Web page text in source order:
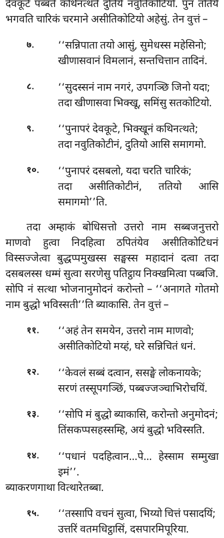
देवकूटे पब्बते कथिनत्थते दुतिये नवुतिकोटियो. पुन ततिये
भगवति चारिकं चरमाने असीतिकोटियो अहेसुं. तेन वुत्तं –
७.
‘‘सन्निपाता तयो आसुं, सुमेधस्स महेसिनो;
खीणासवानं विमलानं, सन्तचित्तान तादिनं.
८. ‘‘सुदस्सनंनाम नगरं, उपगञ्छि जिनो यदा;
तदा खीणासवा भिक्खू, समिंसु सतकोटियो.
९.
‘‘पुनापरं देवकूटे, भिक्खूनं कथिनत्थते;
तदा नवुतिकोटीनं, दुतियो आसि समागमो.
१०. ‘‘पुनापरंदसबलो, यदा चरति चारिकं;
तदा असीतिकोटीनं, ततियो आसि
समागमो’’ति.
तदा अम्हाकं बोधिसत्तो उत्तरो नाम सब्बजनुत्तरो
माणवो हुत्वा निदहित्वा ठपितंयेव असीतिकोटिधनं
विस्सज्जेत्वा बुद्धप्पमुखस्स सङ्घस्स महादानं दत्वा तदा
दसबलस्स धम्मं सुत्वा सरणेसु पतिट्ठाय निक्खमित्वा पब्बजि.
सोपि नं सत्था भोजनानुमोदनं करोन्तो – ‘‘अनागते गोतमो
नाम बुद्धो भविस्सती’’ति ब्याकासि. तेन वुत्तं –
११.
‘‘अहं तेन समयेन, उत्तरो नाम माणवो;
असीतिकोटियो मय्हं, घरे सन्निचितं धनं.
१२.
‘‘केवलं सब्बं दत्वान, ससङ्घे लोकनायके;
सरणं तस्सूपगञ्छिं, पब्बज्जञ्चाभिरोचयिं.
१३.
‘‘सोपि मं बुद्धो ब्याकासि, करोन्तो अनुमोदनं;
तिंसकप्पसहस्सम्हि, अयं बुद्धो भविस्सति.
१४.
‘‘पधानं पदहित्वान…पे… हेस्साम सम्मुखा
इमं’’.
ब्याकरणगाथा वित्थारेतब्बा.
१५.
‘‘तस्सापि वचनं सुत्वा, भिय्यो चित्तं पसादयिं;
उत्तरिं वतमधिट्ठासिं, दसपारमिपूरिया.